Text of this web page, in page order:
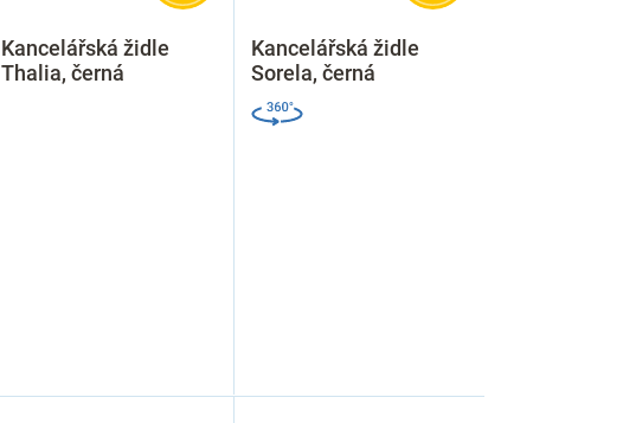
Kancelářská židle
Thalia, černá
Kancelářská židle
Sorela, černá